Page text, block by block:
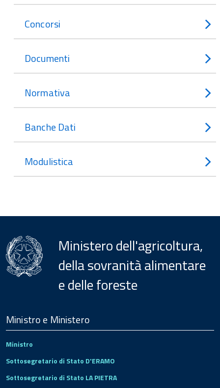
Concorsi
Documenti
Normativa
Banche Dati
Modulistica
Ministero dell'agricoltura,
della sovranità alimentare
e delle foreste
Footer
Ministro e Ministero
Ministro
Sottosegretario di Stato D'ERAMO
Sottosegretario di Stato LA PIETRA